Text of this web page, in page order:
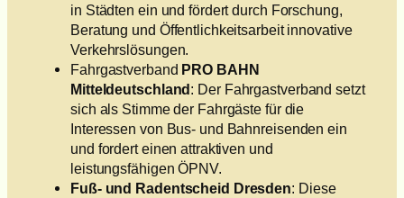
in Städten ein und fördert durch Forschung,
Beratung und Öffentlichkeitsarbeit innovative
Verkehrslösungen.
Fahrgastverband PRO BAHN
Mitteldeutschland: Der Fahrgastverband setzt
sich als Stimme der Fahrgäste für die
Interessen von Bus- und Bahnreisenden ein
und fordert einen attraktiven und
leistungsfähigen ÖPNV.
Fuß- und Radentscheid Dresden: Diese